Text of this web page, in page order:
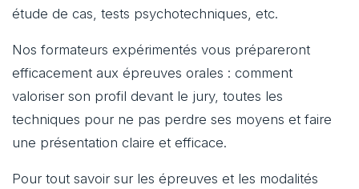
étude de cas, tests psychotechniques, etc.
Nos formateurs expérimentés vous prépareront
efficacement aux épreuves orales : comment
valoriser son profil devant le jury, toutes les
techniques pour ne pas perdre ses moyens et faire
une présentation claire et efficace.
Pour tout savoir sur les épreuves et les modalités